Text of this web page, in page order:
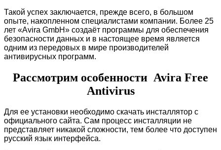
Такой успех заключается, прежде всего, в большом
опыте, накопленном специалистами компании. Более 25
лет «Avira GmbH» создаёт программы для обеспечения
безопасности данных и в настоящее время является
одним из передовых в мире производителей
антивирусных программ.
Рассмотрим особенности Avira Free
Antivirus
Для ее установки необходимо скачать инсталлятор с
официального сайта. Сам процесс инсталляции не
представляет никакой сложности, тем более что доступен
русский язык интерфейса.